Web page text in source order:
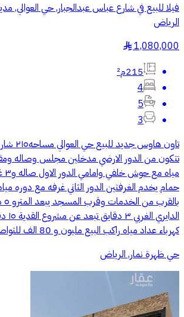
فيلا للبيع في شارع عباس عبدالجبار, حي العوالي,
الرياض
1,080,000
§
215م²
4
5
3
حمام يخدم الغرفتين الدور الثاني غرفه مع دوره
كهرباء عداد مياه راكب البيع مليون و 80 الف للتواصل مع المالك ‭
حي ظهرة نمار, الرياض